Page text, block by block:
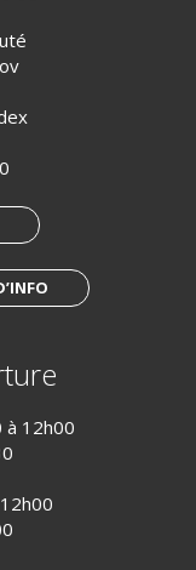
à 12h00